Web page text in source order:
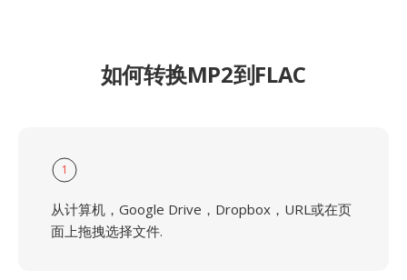
如何转换MP2到FLAC
1
从计算机，Google Drive，Dropbox，URL或在页
面上拖拽选择文件.